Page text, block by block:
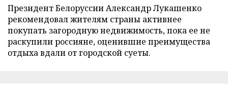
Президент Белоруссии Александр Лукашенко
рекомендовал жителям страны активнее
покупать загородную недвижимость, пока ее не
раскупили россияне, оценившие преимущества
отдыха вдали от городской суеты.